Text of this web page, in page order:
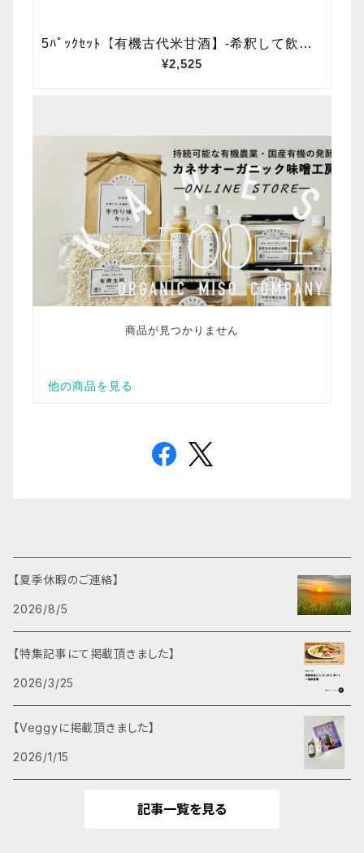
【夏季休暇のご連絡】
2026/8/5
【特集記事にて掲載頂きました】
2026/3/25
【Veggyに掲載頂きました】
2026/1/15
記事一覧を見る